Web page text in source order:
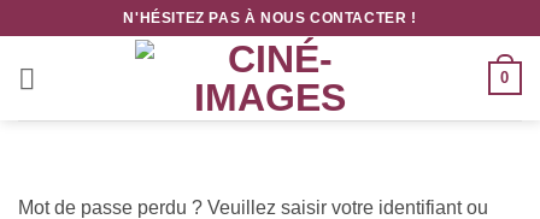
contenu
N'HÉSITEZ PAS À NOUS CONTACTER !
0
Mot de passe perdu ? Veuillez saisir votre identifiant ou